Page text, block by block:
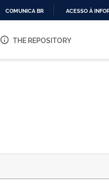
O
COMUNICA BR ACESSO À
THE REPOSITORY